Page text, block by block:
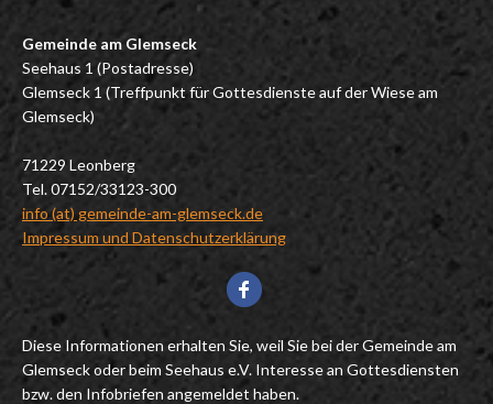
Gemeinde am Glemseck
Seehaus 1 (Postadresse)
Glemseck 1 (Treffpunkt für Gottesdienste auf der Wiese am
Glemseck)
71229 Leonberg
Tel. 07152/33123-300
info (at) gemeinde-am-glemseck.de
Impressum und Datenschutzerklärung
Diese Informationen erhalten Sie, weil Sie bei der Gemeinde am
Glemseck oder beim Seehaus e.V. Interesse an Gottesdiensten
bzw. den Infobriefen angemeldet haben.